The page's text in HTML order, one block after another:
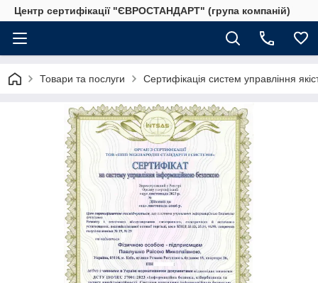
Центр сертифікації "ЄВРОСТАНДАРТ" (група компаній)
Товари та послуги Сертифікація систем управління